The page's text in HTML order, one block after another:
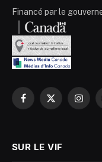
Financé par le
Facebook
X
SUR LE VIF